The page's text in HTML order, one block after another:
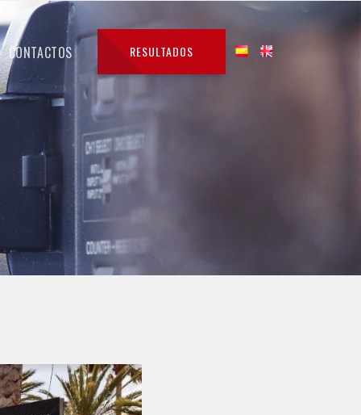
RESULTADOS
CONTACTOS